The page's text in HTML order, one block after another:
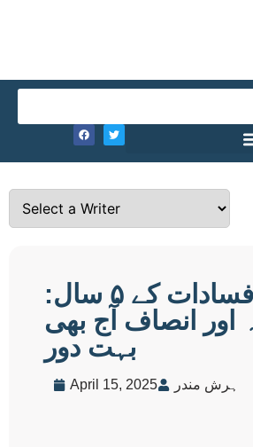
دہلی فسادات کے ۵ سال:
اور انصاف آج بھی
بہت دور
April 15, 2025 ہرش مندر